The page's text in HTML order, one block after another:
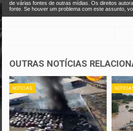
de várias fontes de outras mídias. Os direitos
fonte. Se houver um problema com este assunto,
OUTRAS NOTÍCIAS
NOTICIAS